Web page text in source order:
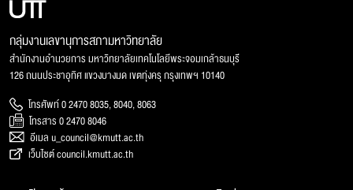
กลุ่มงานเลขานุการสภามหาวิทยาลัย
สำนักงานอำนวยการ มหาวิทยาลัยเทคโนโลยีพระจอมเกล้าธนบุรี
126 ถนนประชาอุทิศ แขวงบางมด เขตทุ่งครุ กรุงเทพฯ 10140
โทรศัพท์ 0 2470 8035, 8040, 8063
โทรสาร 0 2470 8046
อีเมล u_council@kmutt.ac.th
เว็บไซต์ council.kmutt.ac.th